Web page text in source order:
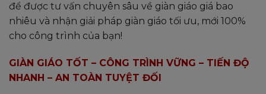
để được tư vấn chuyên sâu về giàn giáo giá bao
nhiêu và nhận giải pháp giàn giáo tối ưu, mới 100%
cho công trình của bạn!
GIÀN GIÁO TỐT – CÔNG TRÌNH VỮNG – TIẾN ĐỘ
NHANH – AN TOÀN TUYỆT ĐỐI